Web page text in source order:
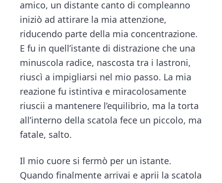
amico, un distante canto di compleanno
iniziò ad attirare la mia attenzione,
riducendo parte della mia concentrazione.
E fu in quell’istante di distrazione che una
minuscola radice, nascosta tra i lastroni,
riuscì a impigliarsi nel mio passo. La mia
reazione fu istintiva e miracolosamente
riuscii a mantenere l’equilibrio, ma la torta
all’interno della scatola fece un piccolo, ma
fatale, salto.
Il mio cuore si fermò per un istante.
Quando finalmente arrivai e aprii la scatola